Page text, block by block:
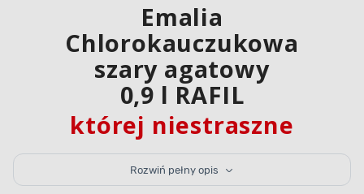
Emalia
Chlorokauczukowa
szary agatowy
0,9 l RAFIL
której niestraszne
trudne warunki
pogodowe
Rozwiń pełny opis